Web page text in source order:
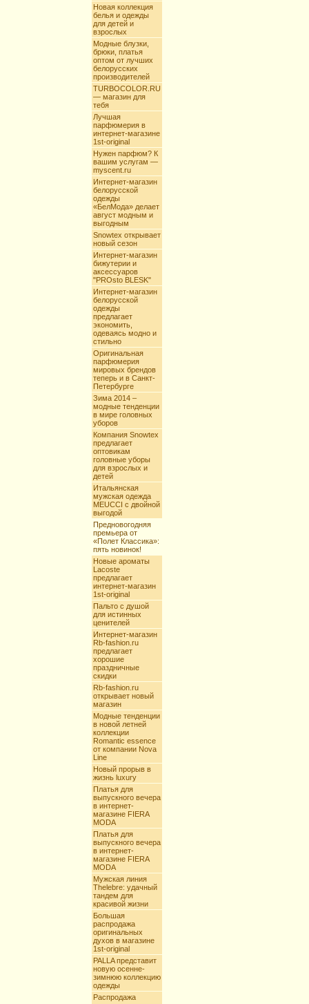
Новая коллекция
белья и одежды
для детей и
взрослых
Модные блузки,
брюки, платья
оптом от лучших
белорусских
производителей
TURBOCOLOR.RU
— магазин для
тебя
Лучшая
парфюмерия в
интернет-магазине
1st-original
Нужен парфюм? К
вашим услугам —
myscent.ru
Интернет-магазин
белорусской
одежды
«БелМода» делает
август модным и
выгодным
Snowtex открывает
новый сезон
Интернет-магазин
бижутерии и
аксессуаров
"PROsto BLESK"
Интернет-магазин
белорусской
одежды
предлагает
экономить,
одеваясь модно и
стильно
Оригинальная
парфюмерия
мировых брендов
теперь и в Санкт-
Петербурге
Зима 2014 –
модные тенденции
в мире головных
уборов
Компания Snowtex
предлагает
оптовикам
головные уборы
для взрослых и
детей
Итальянская
мужская одежда
MEUCCI с двойной
выгодой
Предновогодняя
премьера от
«Полет Классика»:
пять новинок!
Новые ароматы
Lacoste
предлагает
интернет-магазин
1st-original
Пальто с душой
для истинных
ценителей
Интернет-магазин
Rb-fashion.ru
предлагает
хорошие
праздничные
скидки
Rb-fashion.ru
открывает новый
магазин
Модные тенденции
в новой летней
коллекции
Romantic essence
от компании Nova
Line
Новый прорыв в
жизнь luxury
Платья для
выпускного вечера
в интернет-
магазине FIERA
MODA
Платья для
выпускного вечера
в интернет-
магазине FIERA
MODA
Мужская линия
Thelebre: удачный
тандем для
красивой жизни
Большая
распродажа
оригинальных
духов в магазине
1st-original
PALLA представит
новую осенне-
зимнюю коллекцию
одежды
Распродажа